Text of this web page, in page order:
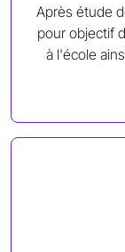
Après étude
pour objectif
à l'école